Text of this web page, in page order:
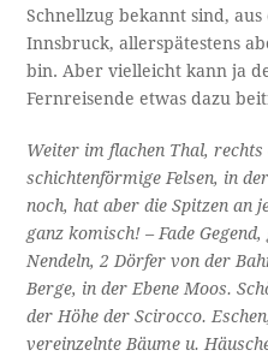
Schnellzug bekannt sind,
Innsbruck, allerspätestens
bin. Aber vielleicht kann ja
Fernreisende etwas dazu
Weiter im flachen Thal, rechts
schichtenförmige Felsen, in
noch, hat aber die Spitzen an
ganz komisch! – Fade
Nendeln, 2 Dörfer von der
Berge, in der Ebene Moos.
der Höhe der Scirocco.
vereinzelnte Bäume u.